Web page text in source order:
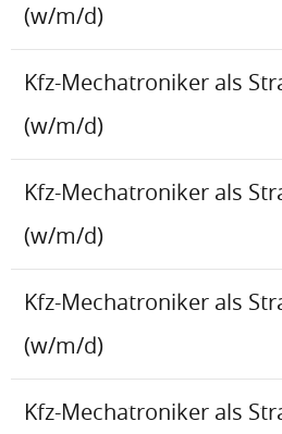
(w/m/d)
Kfz-Mechatroniker als
(w/m/d)
Kfz-Mechatroniker als
(w/m/d)
Kfz-Mechatroniker als
(w/m/d)
Kfz-Mechatroniker als